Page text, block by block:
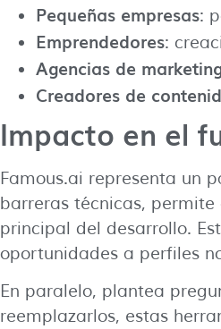
Pequeñas empresas:
Emprendedores:
Agencias de
Creadores de
Impacto en el
Famous.ai representa un
barreras técnicas,
principal del desarrollo.
oportunidades a perfiles
En paralelo, plantea
reemplazarlos, estas